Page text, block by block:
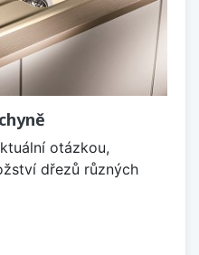
otázkou,
dřezů různých